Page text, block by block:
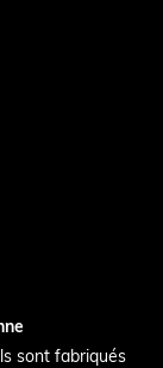
sont fabriqués